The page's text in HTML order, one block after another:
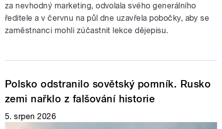
za nevhodný marketing, odvolala svého generálního
ředitele a v červnu na půl dne uzavřela pobočky, aby se
zaměstnanci mohli zúčastnit lekce dějepisu.
Polsko odstranilo sovětský pomník. Rusko
zemi nařklo z falšování historie
5. srpen 2026